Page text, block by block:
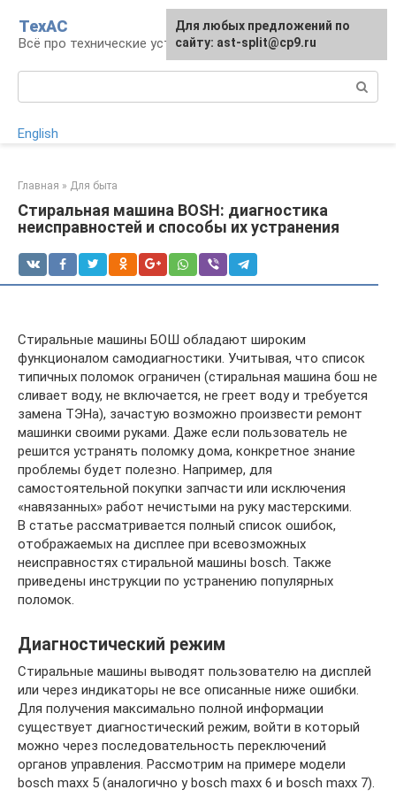
контенту
ТехАС
Всё про технические устройства
English
Главная » Для быта
Стиральная машина BOSH: диагностика
неисправностей и способы их устранения
Стиральные машины БОШ обладают широким
функционалом самодиагностики. Учитывая, что список
типичных поломок ограничен (стиральная машина бош не
сливает воду, не включается, не греет воду и требуется
замена ТЭНа), зачастую возможно произвести ремонт
машинки своими руками. Даже если пользователь не
решится устранять поломку дома, конкретное знание
проблемы будет полезно. Например, для
самостоятельной покупки запчасти или исключения
«навязанных» работ нечистыми на руку мастерскими.
В статье рассматривается полный список ошибок,
отображаемых на дисплее при всевозможных
неисправностях стиральной машины bosch. Также
приведены инструкции по устранению популярных
поломок.
Диагностический режим
Стиральные машины выводят пользователю на дисплей
или через индикаторы не все описанные ниже ошибки.
Для получения максимально полной информации
существует диагностический режим, войти в который
можно через последовательность переключений
органов управления. Рассмотрим на примере модели
bosch maxx 5 (аналогично у bosch maxx 6 и bosch maxx 7).
Для любых предложений по
сайту: ast-split@cp9.ru